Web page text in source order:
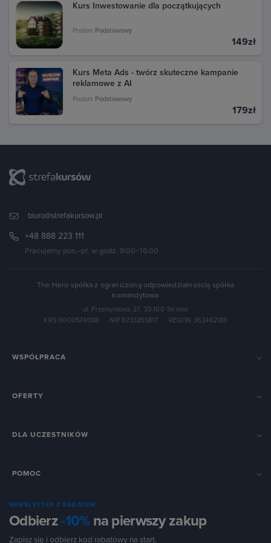
Kurs Inwestowanie dla początkujących
Poziom Podstawowy
149zł
Kurs Meta Ads - twórz skuteczne kampanie
reklamowe z AI
Poziom Podstawowy
179zł
biuro@strefakursow.pl
+48 888 223 111
Pracujemy pon.–pt. w godz. 9:00–16:00
The Hero spółka z ograniczoną odpowiedzialnością spółka
komandytowa
ul. Przemysłowa 27, 33-100 Tarnów
KRS 0000574088
NIP 8733255817 REGON 362462183
WSPÓŁPRACA
OFERTY
DLA UCZESTNIKÓW
POMOC
NEWSLETTER Z RABATEM
Odbierz-10%na pierwszy zakup
Zapisz się i odbierz kod rabatowy na start.